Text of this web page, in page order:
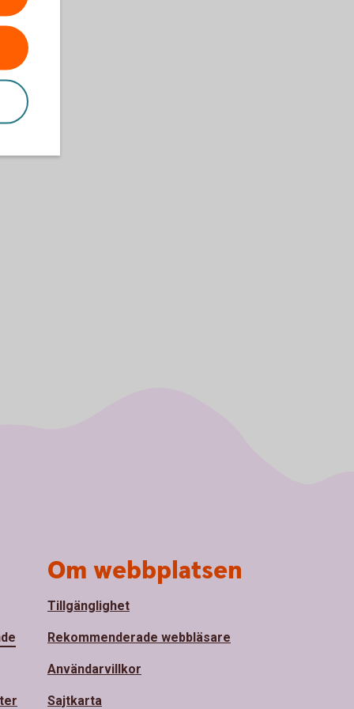
Om webbplatsen
Tillgänglighet
Rekommenderade webbläsare
Användarvillkor
Sajtkarta